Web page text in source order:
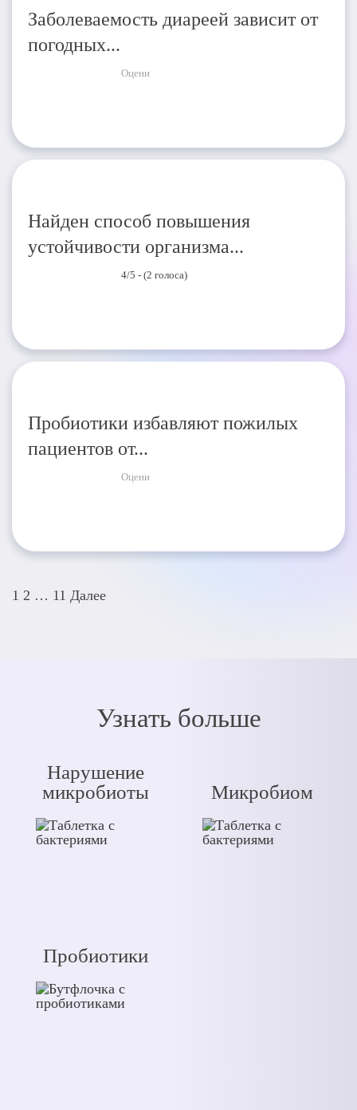
Заболеваемость диареей зависит от
погодных...
Оцени
Найден способ повышения
устойчивости организма...
4/5 - (2 голоса)
Пробиотики избавляют пожилых
пациентов от...
Оцени
Пагинация
1 2 … 11 Далее
Узнать больше
Нарушение
микробиоты
Микробиом
Пробиотики